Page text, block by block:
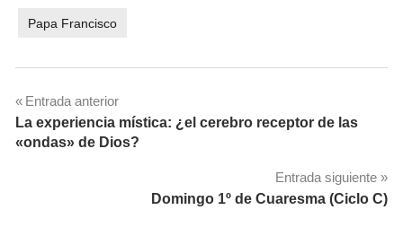
Papa Francisco
Navegación
de
Entrada anterior
La experiencia mística: ¿el cerebro receptor de las
«ondas» de Dios?
Entrada siguiente
Domingo 1º de Cuaresma (Ciclo C)